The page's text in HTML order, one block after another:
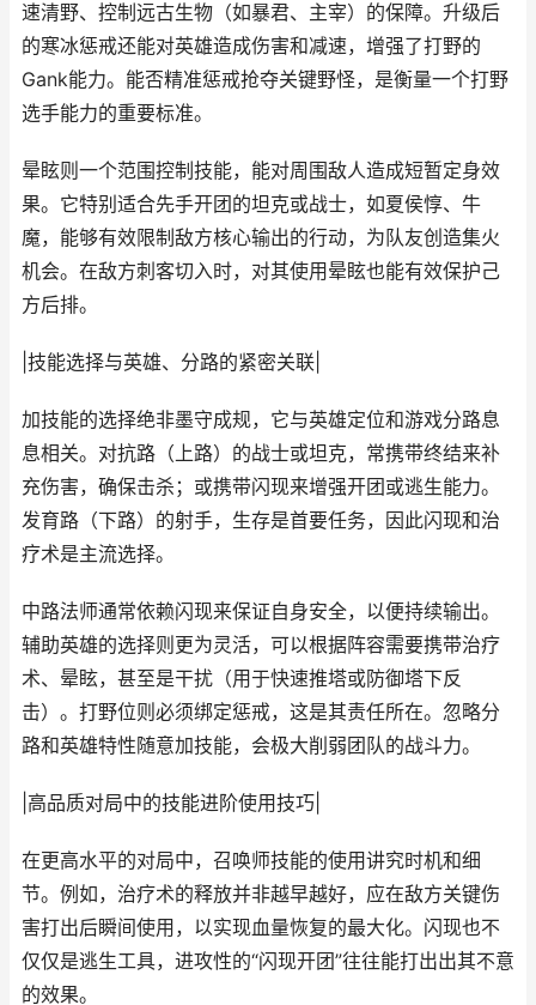
速清野、控制远古生物（如暴君、主宰）的保障。升级后
的寒冰惩戒还能对英雄造成伤害和减速，增强了打野的
Gank能力。能否精准惩戒抢夺关键野怪，是衡量一个打野
选手能力的重要标准。
晕眩则一个范围控制技能，能对周围敌人造成短暂定身效
果。它特别适合先手开团的坦克或战士，如夏侯惇、牛
魔，能够有效限制敌方核心输出的行动，为队友创造集火
机会。在敌方刺客切入时，对其使用晕眩也能有效保护己
方后排。
|技能选择与英雄、分路的紧密关联|
加技能的选择绝非墨守成规，它与英雄定位和游戏分路息
息相关。对抗路（上路）的战士或坦克，常携带终结来补
充伤害，确保击杀；或携带闪现来增强开团或逃生能力。
发育路（下路）的射手，生存是首要任务，因此闪现和治
疗术是主流选择。
中路法师通常依赖闪现来保证自身安全，以便持续输出。
辅助英雄的选择则更为灵活，可以根据阵容需要携带治疗
术、晕眩，甚至是干扰（用于快速推塔或防御塔下反
击）。打野位则必须绑定惩戒，这是其责任所在。忽略分
路和英雄特性随意加技能，会极大削弱团队的战斗力。
|高品质对局中的技能进阶使用技巧|
在更高水平的对局中，召唤师技能的使用讲究时机和细
节。例如，治疗术的释放并非越早越好，应在敌方关键伤
害打出后瞬间使用，以实现血量恢复的最大化。闪现也不
仅仅是逃生工具，进攻性的“闪现开团”往往能打出出其不意
的效果。